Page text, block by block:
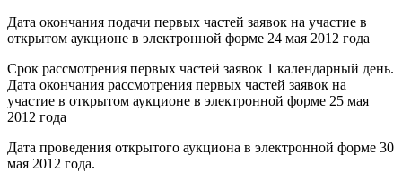
Дата окончания подачи первых частей заявок на участие в
открытом аукционе в электронной форме 24 мая 2012 года
Срок рассмотрения первых частей заявок 1 календарный день.
Дата окончания рассмотрения первых частей заявок на
участие в открытом аукционе в электронной форме 25 мая
2012 года
Дата проведения открытого аукциона в электронной форме 30
мая 2012 года.